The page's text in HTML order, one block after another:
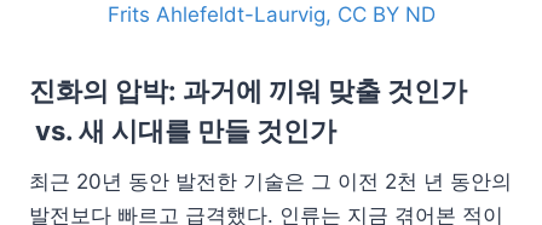
Frits Ahlefeldt-Laurvig, CC BY ND
진화의 압박: 과거에 끼워 맞출 것인가
vs. 새 시대를 만들 것인가
최근 20년 동안 발전한 기술은 그 이전 2천 년 동안의
발전보다 빠르고 급격했다. 인류는 지금 겪어본 적이